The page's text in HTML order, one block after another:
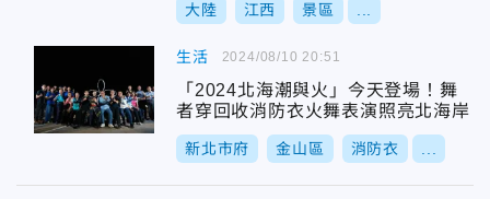
大陸 江西 景區
生活
「2024北海潮與火」今天登場！舞
者穿回收消防衣火舞表演照亮北海岸
新北市府 金山區 消防衣
2024/08/10 20:51